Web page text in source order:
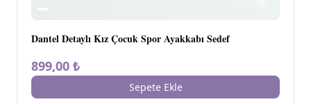
Dantel Detaylı Kız Çocuk Spor Ayakkabı Sedef
899,00 ₺
Sepete Ekle